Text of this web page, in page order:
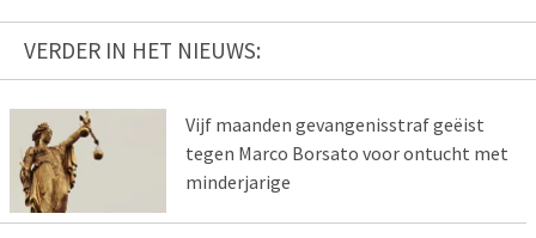
VERDER IN HET NIEUWS:
Vijf maanden gevangenisstraf geëist
tegen Marco Borsato voor ontucht met
minderjarige